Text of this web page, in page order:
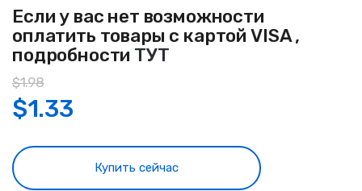
Если у вас нет возможности
оплатить товары с картой VISA ,
подробности ТУТ
$1.98
$1.33
Купить сейчас